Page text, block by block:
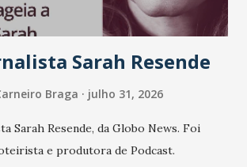
Sarah Resende
Braga julho 31, 2026
Sarah Resende, da Globo News. Foi
e produtora de Podcast.